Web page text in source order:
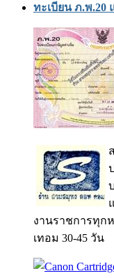
ทะเบียน ภ.พ.20
งานราชการทุก
เทอม 30-45 วัน